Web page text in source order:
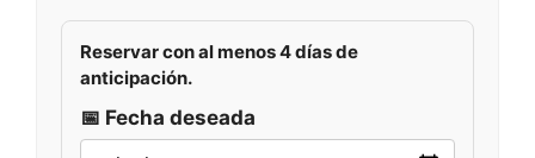
Reservar con al menos4 días de
anticipación.
📅 Fecha deseada